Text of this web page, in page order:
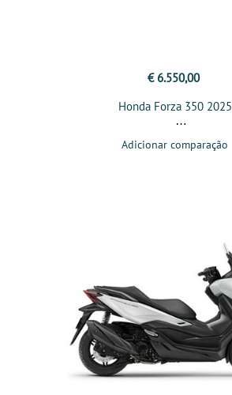
€ 6.550,00
Honda Forza 350 2025
Adicionar comparação